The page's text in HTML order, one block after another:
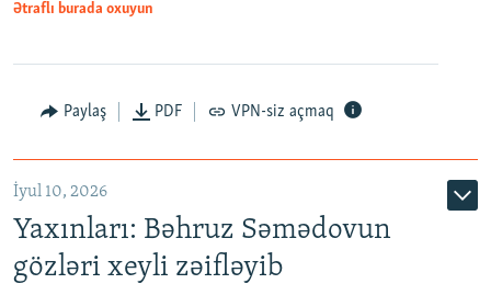
Ətraflı burada oxuyun
Paylaş PDF VPN-siz açmaq
İyul 10, 2026
Yaxınları: Bəhruz Səmədovun
gözləri xeyli zəifləyib